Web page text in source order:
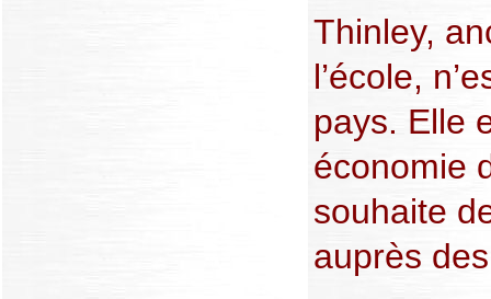
Thinley,
l’école,
pays. Elle
économie
souhaite
auprès